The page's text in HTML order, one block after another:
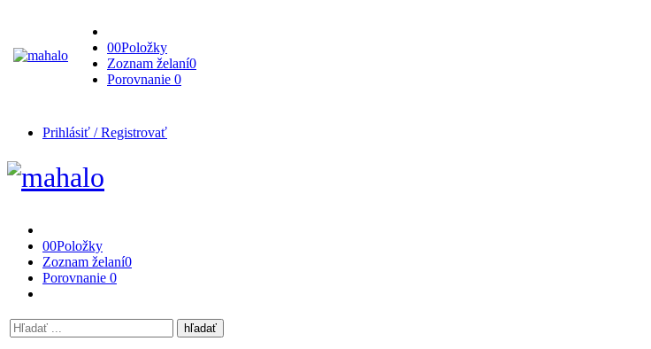
00Položky
Zoznam želaní0
Porovnanie 0
Prihlásiť / Registrovať
00Položky
Zoznam želaní0
Porovnanie 0
Vyhľadávanie
tu